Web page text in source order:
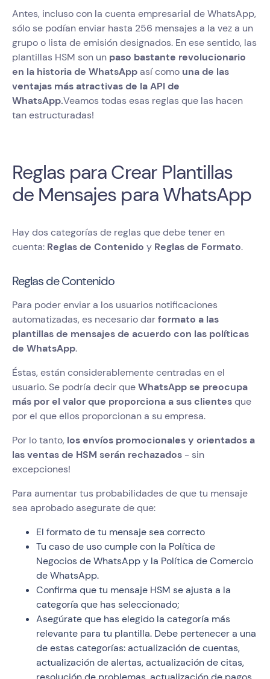
Antes, incluso con la cuenta empresarial de WhatsApp,
sólo se podían enviar hasta 256 mensajes a la vez a un
grupo o lista de emisión designados. En ese sentido, las
plantillas HSM son un paso bastante revolucionario
en la historia de WhatsAppasí como una de las
ventajas más atractivas de la API de
WhatsApp.Veamos todas esas reglas que las hacen
tan estructuradas!
Reglas para Crear Plantillas
de Mensajes para WhatsApp
Hay dos categorías de reglas que debe tener en
cuenta: Reglas de Contenido y Reglas de Formato.
Reglas de Contenido
Para poder enviar a los usuarios notificaciones
automatizadas, es necesario darformato a las
plantillas de mensajes de acuerdo con las políticas
de WhatsApp.
Éstas, están considerablemente centradas en el
usuario. Se podría decir queWhatsApp se preocupa
más por el valor que proporciona a sus clientesque
por el que ellos proporcionan a su empresa.
Por lo tanto, los envíos promocionales y orientados a
las ventas de HSM serán rechazados - sin
excepciones!
Para aumentar tus probabilidades de que tu mensaje
sea aprobado asegurate de que:
El formato de tu mensaje sea correcto
Tu caso de uso cumple con la Política de
Negocios de WhatsApp y la Política de Comercio
de WhatsApp.
Confirma que tu mensaje HSM se ajusta a la
categoría que has seleccionado;
Asegúrate que has elegido la categoría más
relevante para tu plantilla. ‍Debe pertenecer a una
de estas categorías: actualización de cuentas,
actualización de alertas, actualización de citas,